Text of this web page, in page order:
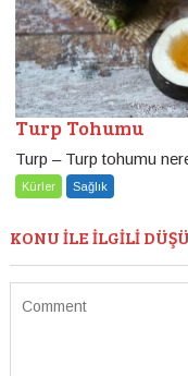
Turp Tohumu
Turp – Turp tohumu
Kürler Sağlık
KONU ILE ILGILI